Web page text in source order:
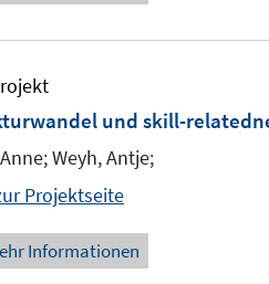
und skill-
Weyh, Antje;
Projektseite
Informationen